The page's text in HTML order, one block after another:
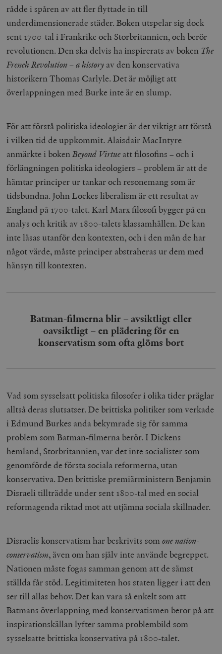
rådde i spåren av att fler flyttade in till
underdimensionerade städer. Boken utspelar sig dock
sent 1700-tal i Frankrike och Storbritannien, och berör
revolutionen. Den ska delvis ha inspirerats av boken The
French Revolution – a history av den konservativa
historikern Thomas Carlyle. Det är möjligt att
överlappningen med Burke inte är en slump.
För att förstå politiska ideologier är det viktigt att förstå
i vilken tid de uppkommit. Alaisdair MacIntyre
anmärkte i bokenBeyond Virtue att filosofins – och i
förlängningen politiska ideologiers – problem är att de
hämtar principer ur tankar och resonemang som är
tidsbundna. John Lockes liberalism är ett resultat av
England på 1700-talet. Karl Marx filosofi bygger på en
analys och kritik av 1800-talets klassamhällen. De kan
inte läsas utanför den kontexten, och i den mån de har
något värde, måste principer abstraheras ur dem med
hänsyn till kontexten.
Batman-filmerna blir – avsiktligt eller
oavsiktligt – en plädering för en
konservatism som ofta glöms bort
Vad som sysselsatt politiska filosofer i olika tider präglar
alltså deras slutsatser. De brittiska politiker som verkade
i Edmund Burkes anda bekymrade sig för samma
problem som Batman-filmerna berör. I Dickens
hemland, Storbritannien, var det inte socialister som
genomförde de första sociala reformerna, utan
konservativa. Den brittiske premiärministern Benjamin
Disraeli tillträdde under sent 1800-tal med en social
reformagenda riktad mot att utjämna sociala skillnader.
Disraelis konservatism har beskrivits somone nation-
conservatism, även om han själv inte använde begreppet.
Nationen måste fogas samman genom att de sämst
ställda får stöd. Legitimiteten hos staten ligger i att den
ser till allas behov. Det kan vara så enkelt som att
Batmans överlappning med konservatismen beror på att
inspirationskällan lyfter samma problembild som
sysselsatte brittiska konservativa på 1800-talet.